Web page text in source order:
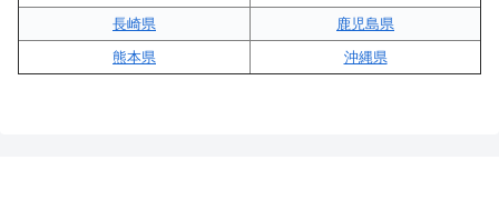
長崎県
鹿児島県
熊本県
沖縄県